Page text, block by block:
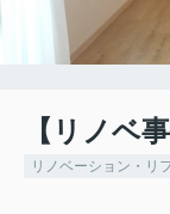
【リノベ
リノベーション・リ